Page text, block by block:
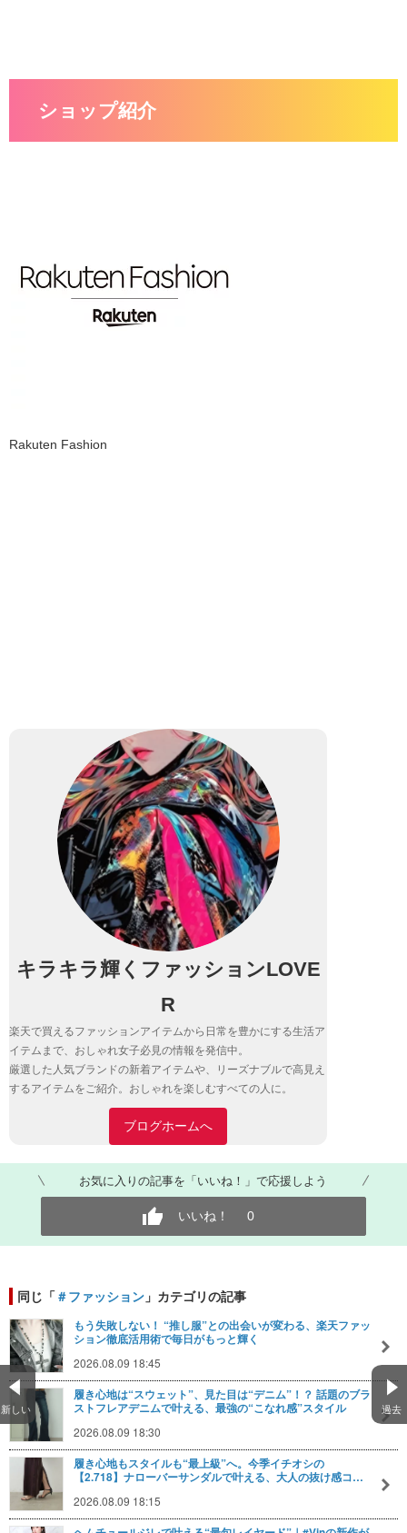
ショップ紹介
Rakuten Fashion
キラキラ輝くファッションLOVE
R
楽天で買えるファッションアイテムから日常を豊かにする生活ア
イテムまで、おしゃれ女子必見の情報を発信中。
厳選した人気ブランドの新着アイテムや、リーズナブルで高見え
するアイテムをご紹介。おしゃれを楽しむすべての人に。
ブログホームへ
お気に入りの記事を「いいね！」で応援しよう
いいね！ 0
新しい 過去
同じ「＃ファッション 」カテゴリの記事
もう失敗しない！ “推し服”との出会いが変わる、楽天ファッ
ション徹底活用術で毎日がもっと輝く
2026.08.09 18:45
履き心地は“スウェット”、見た目は“デニム”！？ 話題のブラ
ストフレアデニムで叶える、最強の“こなれ感”スタイル
2026.08.09 18:30
履き心地もスタイルも“最上級”へ。今季イチオシの
【2.718】ナローバーサンダルで叶える、大人の抜け感コ…
2026.08.09 18:15